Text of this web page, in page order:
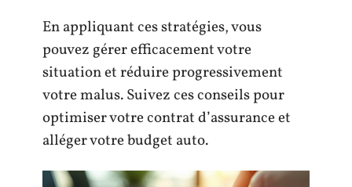
En appliquant ces stratégies, vous
pouvez gérer efficacement votre
situation et réduire progressivement
votre malus. Suivez ces conseils pour
optimiser votre contrat d’assurance et
alléger votre budget auto.